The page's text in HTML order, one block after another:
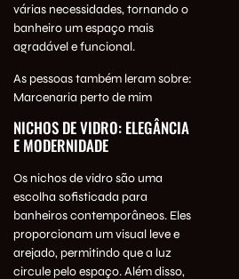
várias necessidades, tornando o
banheiro um espaço mais
agradável e funcional.
As pessoas também leram sobre:
Marcenaria perto de mim
NICHOS DE VIDRO: ELEGÂNCIA
E MODERNIDADE
Os nichos de vidro são uma
escolha sofisticada para
banheiros contemporâneos. Eles
proporcionam um visual leve e
arejado, permitindo que a luz
circule pelo espaço. Além disso,